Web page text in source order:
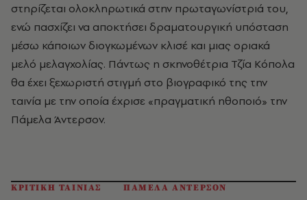
στηρίζεται ολοκληρωτικά στην πρωταγωνίστριά του,
ενώ πασχίζει να αποκτήσει δραματουργική υπόσταση
μέσω κάποιων διογκωμένων κλισέ και μιας οριακά
μελό μελαγχολίας. Πάντως η σκηνοθέτρια Τζία Κόπολα
θα έχει ξεχωριστή στιγμή στο βιογραφικό της την
ταινία με την οποία έχρισε «πραγματική ηθοποιό» την
Πάμελα Άντερσον.
ΚΡΙΤΙΚΗ ΤΑΙΝΙΑΣ ΠΑΜΕΛΑ ΑΝΤΕΡΣΟΝ